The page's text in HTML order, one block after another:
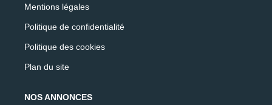
Mentions légales
Politique de confidentialité
Politique des cookies
Plan du site
NOS ANNONCES